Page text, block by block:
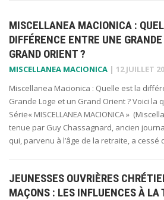
MISCELLANEA MACIONICA :
DIFFÉRENCE ENTRE UNE
GRAND ORIENT ?
MISCELLANEA MACIONICA | 12 JUILLET
Miscellanea Macionica : Quelle est la
Grande Loge et un Grand Orient ? Voici la
Série« MISCELLANEA MACIONICA »
tenue par Guy Chassagnard, ancien
qui, parvenu à l’âge de la retraite, a cessé
JEUNESSES OUVRIÈRES
MAÇONS : LES INFLUENCES À LA